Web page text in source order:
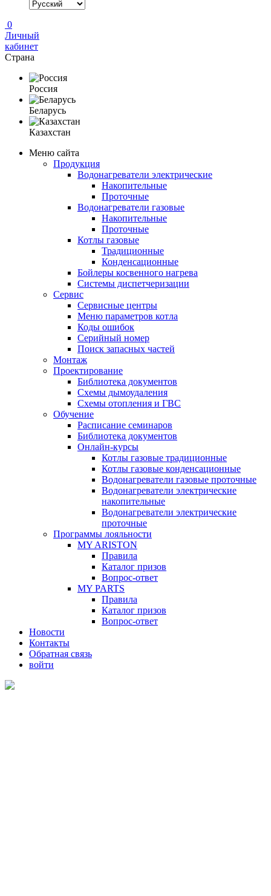
0
Личный
кабинет
Страна
Россия
Беларусь
Казахстан
Меню сайта
Продукция
Водонагреватели электрические
Накопительные
Проточные
Водонагреватели газовые
Накопительные
Проточные
Котлы газовые
Традиционные
Конденсационные
Бойлеры косвенного нагрева
Системы диспетчеризации
Сервис
Сервисные центры
Меню параметров котла
Коды ошибок
Серийный номер
Поиск запасных частей
Монтаж
Проектирование
Библиотека документов
Схемы дымоудаления
Схемы отопления и ГВС
Обучение
Расписание семинаров
Библиотека документов
Онлайн-курсы
Котлы газовые традиционные
Котлы газовые конденсационные
Водонагреватели газовые проточные
Водонагреватели электрические
накопительные
Водонагреватели электрические
проточные
Программы лояльности
MY ARISTON
Правила
Каталог призов
Вопрос-ответ
MY PARTS
Правила
Каталог призов
Вопрос-ответ
Новости
Контакты
Обратная связь
войти